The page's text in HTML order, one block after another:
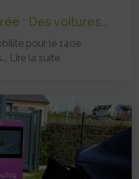
: Des voitures...
pour le 140e
Lire la suite